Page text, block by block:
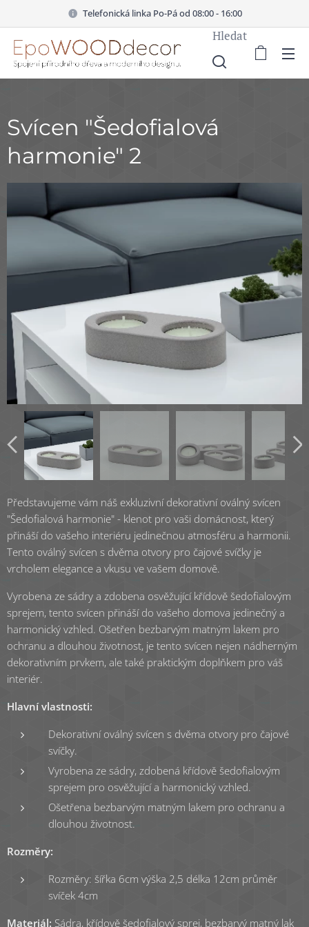
Telefonická linka Po-Pá od 08:00 - 16:00
Hledat
Svícen "Šedofialová
harmonie" 2
Představujeme vám náš exkluzivní dekorativní oválný svícen
"Šedofialová harmonie" - klenot pro vaši domácnost, který
přináší do vašeho interiéru jedinečnou atmosféru a harmonii.
Tento oválný svícen s dvěma otvory pro čajové svíčky je
vrcholem elegance a vkusu ve vašem domově.
Vyrobena ze sádry a zdobena osvěžující křídově šedofialovým
sprejem, tento svícen přináší do vašeho domova jedinečný a
harmonický vzhled. Ošetřen bezbarvým matným lakem pro
ochranu a dlouhou životnost, je tento svícen nejen nádherným
dekorativním prvkem, ale také praktickým doplňkem pro váš
interiér.
Hlavní vlastnosti:
Dekorativní oválný svícen s dvěma otvory pro čajové
svíčky.
Vyrobena ze sádry, zdobená křídově šedofialovým
sprejem pro osvěžující a harmonický vzhled.
Ošetřena bezbarvým matným lakem pro ochranu a
dlouhou životnost.
Rozměry:
Rozměry: šířka 6cm výška 2,5 délka 12cm průměr
svíček 4cm
Materiál: Sádra, křídově šedofialový sprej, bezbarvý matný lak